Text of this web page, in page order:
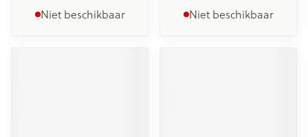
Niet beschikbaar Niet beschikbaar